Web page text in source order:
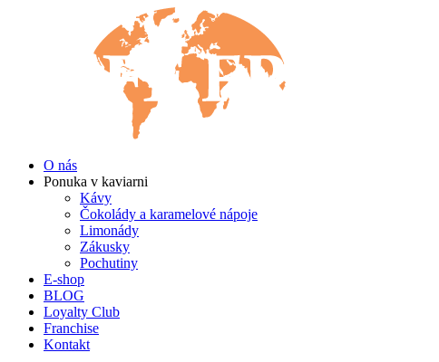
O nás
Ponuka v kaviarni
Kávy
Čokolády a karamelové nápoje
Limonády
Zákusky
Pochutiny
E-shop
BLOG
Loyalty Club
Franchise
Kontakt